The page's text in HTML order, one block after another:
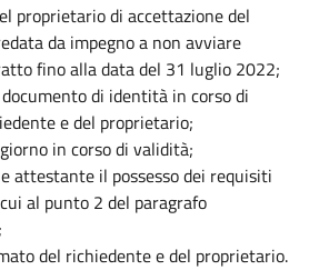
proprietario di accettazione del
da impegno a non avviare
fino alla data del 31 luglio 2022;
di identità in corso di
e del proprietario;
in corso di validità;
attestante il possesso dei requisiti
al punto 2 del paragrafo
del richiedente e del proprietario.